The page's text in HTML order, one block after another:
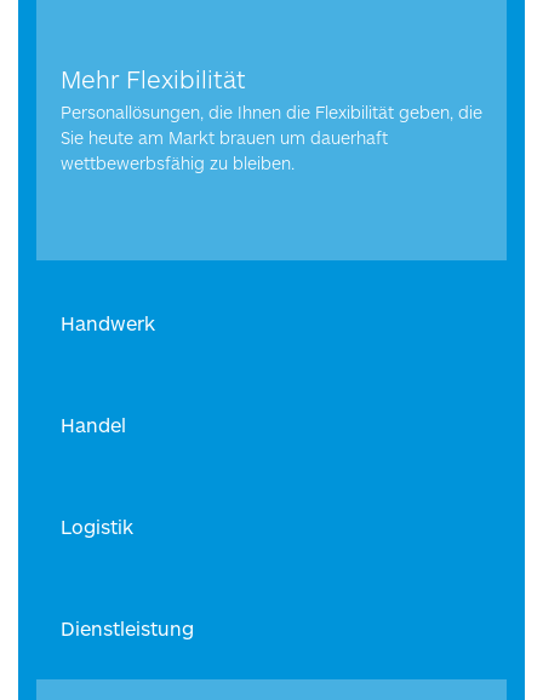
Mehr Flexibilität
Personallösungen, die Ihnen die Flexibilität geben, die
Sie heute am Markt brauen um dauerhaft
wettbewerbsfähig zu bleiben.
Handwerk
Handel
Logistik
Dienstleistung